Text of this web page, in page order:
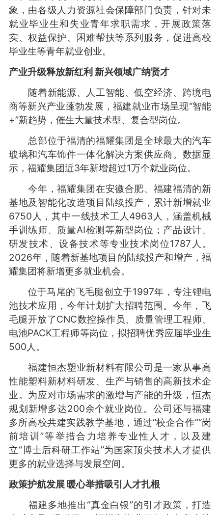
象，由各级人力资源社会保障部门负责，针对未
就业毕业生和失业青年求职需求，开展政策落
实、权益保护、困难帮扶等系列服务，促进高校
毕业生等青年就业创业。
产业升级释放新红利 新兴领域广纳贤才
随着新能源、人工智能、低空经济、跨境电
商等新兴产业蓬勃发展，福建就业市场呈现“智能
+”新趋势，催生大量技术型、复合型岗位。
总部位于福清的福耀集团是全球最大的汽车
玻璃和汽车饰件一体化解决方案供应商。数据显
示，福耀集团近3年新增超过1万个就业岗位。
今年，福耀集团在安徽合肥、福建福清的新
基地及智能化改造项目陆续投产，累计新增就业
6750人，其中一线技术工人4963人，涵盖机械
手训练师、质量AI检测等新型岗位；产品设计、
研发技术、设备技术等专业技术岗位1787人。
2026年，随着新基地项目的陆续投产和增产，福
耀集团将新增更多就业机会。
位于马尾的飞毛腿创立于1997年，专注锂电
池技术应用，今年计划扩大招聘范围。今年，飞
毛腿开放了CNC数控操作员、质量管理工程师、
电池PACK工程师等岗位，拟招聘优秀应届毕业生
500人。
福建恒杰塑业新材料有限公司是一家从事高
性能塑料新材料研发、生产与销售的高新技术企
业。为应对市场需求的激增与产能的升级，恒杰
规划新增多达200余个就业岗位。公司还与福建
多所高校共建实践教学基地，通过“校企合作”“岗
前培训”等举措合力培养专业性人才，以及建
立“博士后科研工作站”为国家顶尖技术人才提供
更多的就业选择与发展空间。
政策护航发展 暖心举措吸引人才扎根
福建多地推出“真金白银”的引才政策，打造